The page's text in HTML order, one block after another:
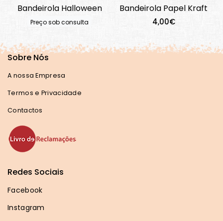
Bandeirola Halloween
Preço sob consulta
Bandeirola Papel Kraft
4,00€
Sobre Nós
A nossa Empresa
Termos e Privacidade
Contactos
Redes Sociais
Facebook
Instagram